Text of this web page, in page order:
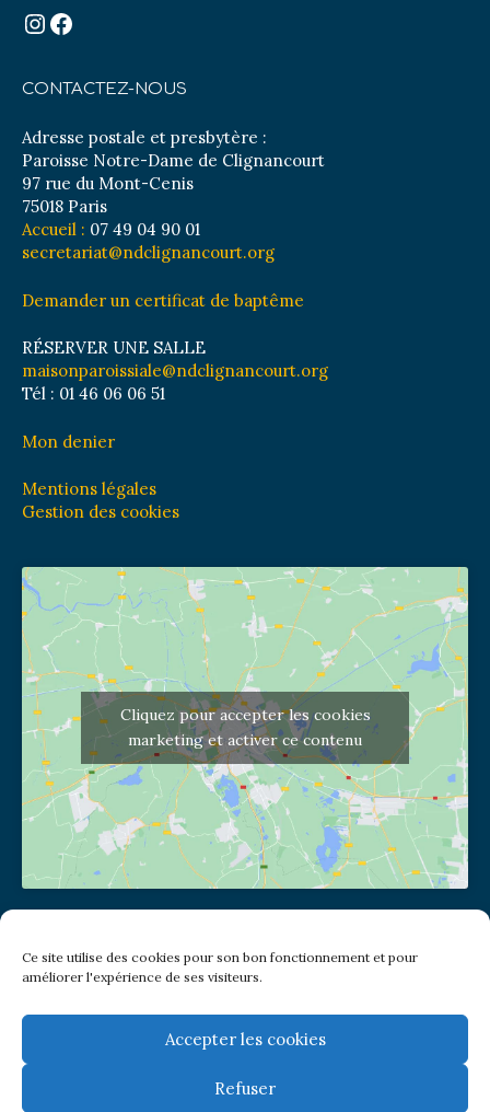
Ce site utilise des cookies pour son bon fonctionnement et pour
améliorer l'expérience de ses visiteurs.
Accepter les cookies
Refuser
Instagram
Facebook
CONTACTEZ-NOUS
Adresse postale et presbytère :
Paroisse Notre-Dame de Clignancourt
97 rue du Mont-Cenis
75018 Paris
Accueil : 07 49 04 90 01
secretariat@ndclignancourt.org
Demander un certificat de baptême
RÉSERVER UNE SALLE
maisonparoissiale@ndclignancourt.org
Tél : 01 46 06 06 51
Mon denier
Mentions légales
Gestion des cookies
Cliquez pour accepter les cookies
marketing et activer ce contenu
(pas de courrier à cette adresse)
2 place Jules Joffrin - 75018
Metro: Jules Joffrin ou Simplon
Bus : Mairie du XVIII
Newsletter